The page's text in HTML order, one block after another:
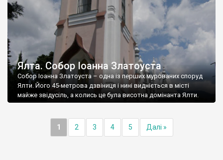
Ялта. Собор Іоанна Златоуста
Собор Іоанна Златоуста – одна із перших мурованих споруд
Ялти. Його 45-метрова дзвіниця і нині видніється в місті
майже звідусіль, а колись це була висотна домінанта Ялти.
1 2 3 4 5 Далі »